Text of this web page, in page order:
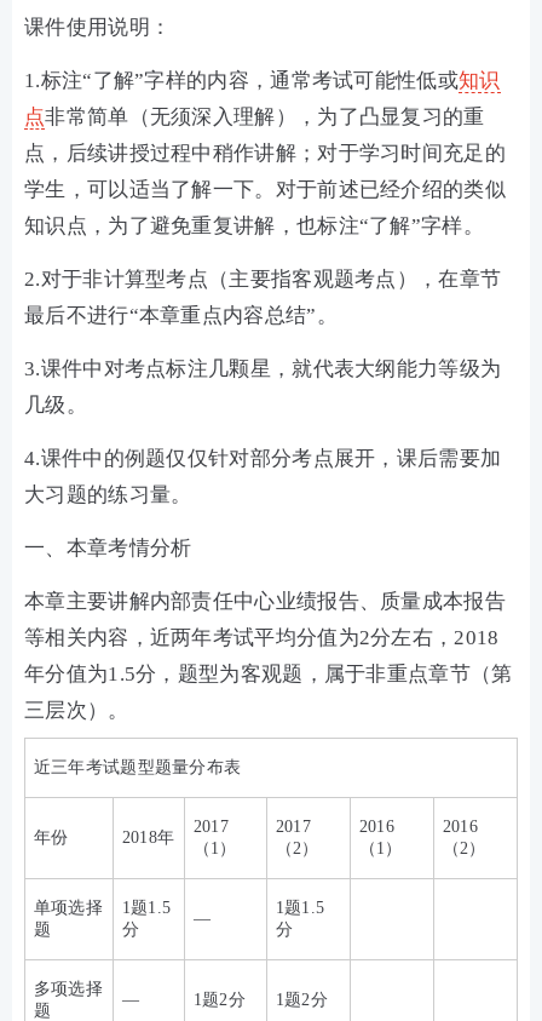
课件使用说明：
1.标注“了解”字样的内容，通常考试可能性低或知识
点非常简单（无须深入理解），为了凸显复习的重
点，后续讲授过程中稍作讲解；对于学习时间充足的
学生，可以适当了解一下。对于前述已经介绍的类似
知识点，为了避免重复讲解，也标注“了解”字样。
2.对于非计算型考点（主要指客观题考点），在章节
最后不进行“本章重点内容总结”。
3.课件中对考点标注几颗星，就代表大纲能力等级为
几级。
4.课件中的例题仅仅针对部分考点展开，课后需要加
大习题的练习量。
一、本章考情分析
本章主要讲解内部责任中心业绩报告、质量成本报告
等相关内容，近两年考试平均分值为2分左右，2018
年分值为1.5分，题型为客观题，属于非重点章节（第
三层次）。
近三年考试题型题量分布表
年份 2018年
2017
（1）
2017
（2）
2016
（1）
2016
（2）
单项选择
题
1题1.5
分
—
1题1.5
分
多项选择
题
— 1题2分 1题2分